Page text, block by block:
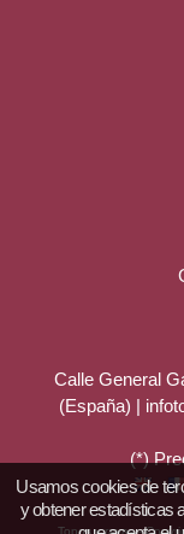
Calle General
(España) |
(*)
Topos y rayas-
Usamos cookies de
y obtener estadísticas